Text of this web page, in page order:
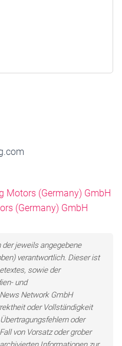
Motors (Germany) GmbH
(Germany) GmbH
der jeweils angegebene
verantwortlich. Dieser ist
sowie der
und
Network GmbH
oder Vollständigkeit
oder
von Vorsatz oder grober